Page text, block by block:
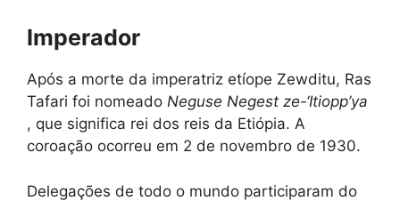
Imperador
Após a morte da imperatriz etíope Zewditu, Ras
Tafari foi nomeado Neguse Negest ze-‘Itiopp’ya
, que significa rei dos reis da Etiópia. A
coroação ocorreu em 2 de novembro de 1930.
Delegações de todo o mundo participaram do